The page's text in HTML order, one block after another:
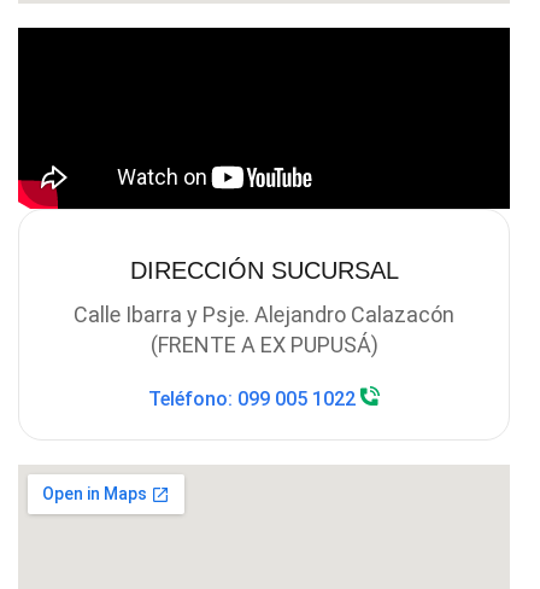
DIRECCIÓN SUCURSAL
Calle Ibarra y Psje. Alejandro Calazacón
(FRENTE A EX PUPUSÁ)
Teléfono: 099 005 1022